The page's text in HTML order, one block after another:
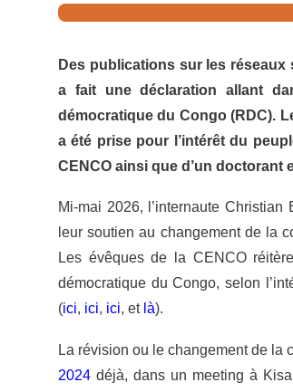
Des publications sur les
a fait une déclaration allant
démocratique du Congo (RDC).
a été prise pour l’intérêt du
CENCO ainsi que d’un
Mi-mai 2026, l’internaute
leur soutien au changement de la
Les évêques de la CENCO
démocratique du Congo, selon
(ici, ici, ici, et là).
La révision ou le changement de la
2024 déjà, dans un meeting à